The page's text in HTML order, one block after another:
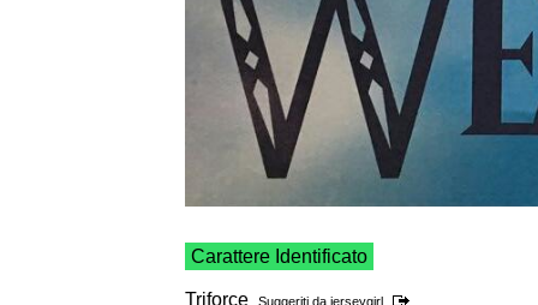
Carattere Identificato
Triforce Suggeriti da jerseygirl